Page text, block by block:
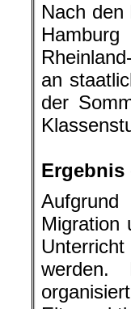
Nach den
an
der
Ergebnis
Migration
werden.